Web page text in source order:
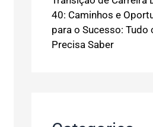
40: Caminhos e
para o Sucesso: Tudo
Precisa Saber